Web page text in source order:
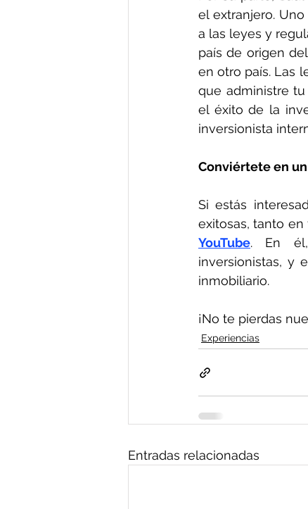
el extranjero.
a las leyes y
país de origen
en otro país. Las
que administre
el éxito de la
inversionista
Conviértete en
Si estás
YouTube. En él,
inversionistas, y
inmobiliario.
¡No te pierdas
Experiencias
Entradas relacionadas